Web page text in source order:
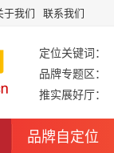
于我们 联系我们
定位关键词：
品牌专题区：
推实展好厅：
品牌自定位